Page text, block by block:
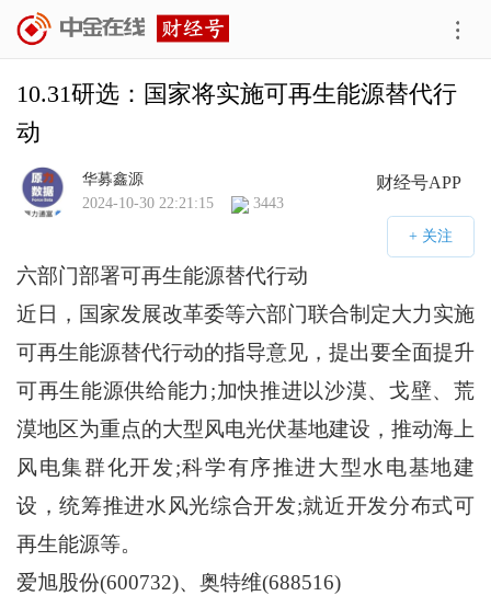
10.31研选：国家将实施可再生能源替代行
动
财经号APP
华募鑫源
2024-10-30 22:21:15
3443
六部门部署可再生能源替代行动
近日，国家发展改革委等六部门联合制定大力实施
可再生能源替代行动的指导意见，提出要全面提升
可再生能源供给能力;加快推进以沙漠、戈壁、荒
漠地区为重点的大型风电光伏基地建设，推动海上
风电集群化开发;科学有序推进大型水电基地建
设，统筹推进水风光综合开发;就近开发分布式可
再生能源等。
爱旭股份(600732)、奥特维(688516)